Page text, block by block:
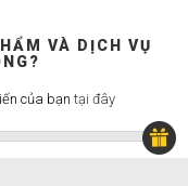
VÀ DỊCH VỤ
của bạn tại đây